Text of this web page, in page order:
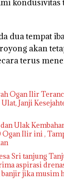
kondusivitas
dua tempat
akan
terus
Ogan Ilir
Janji
Ulak
Ogan Ilir ini ,
Sri tanjung
aspirasi
banjir jika musim